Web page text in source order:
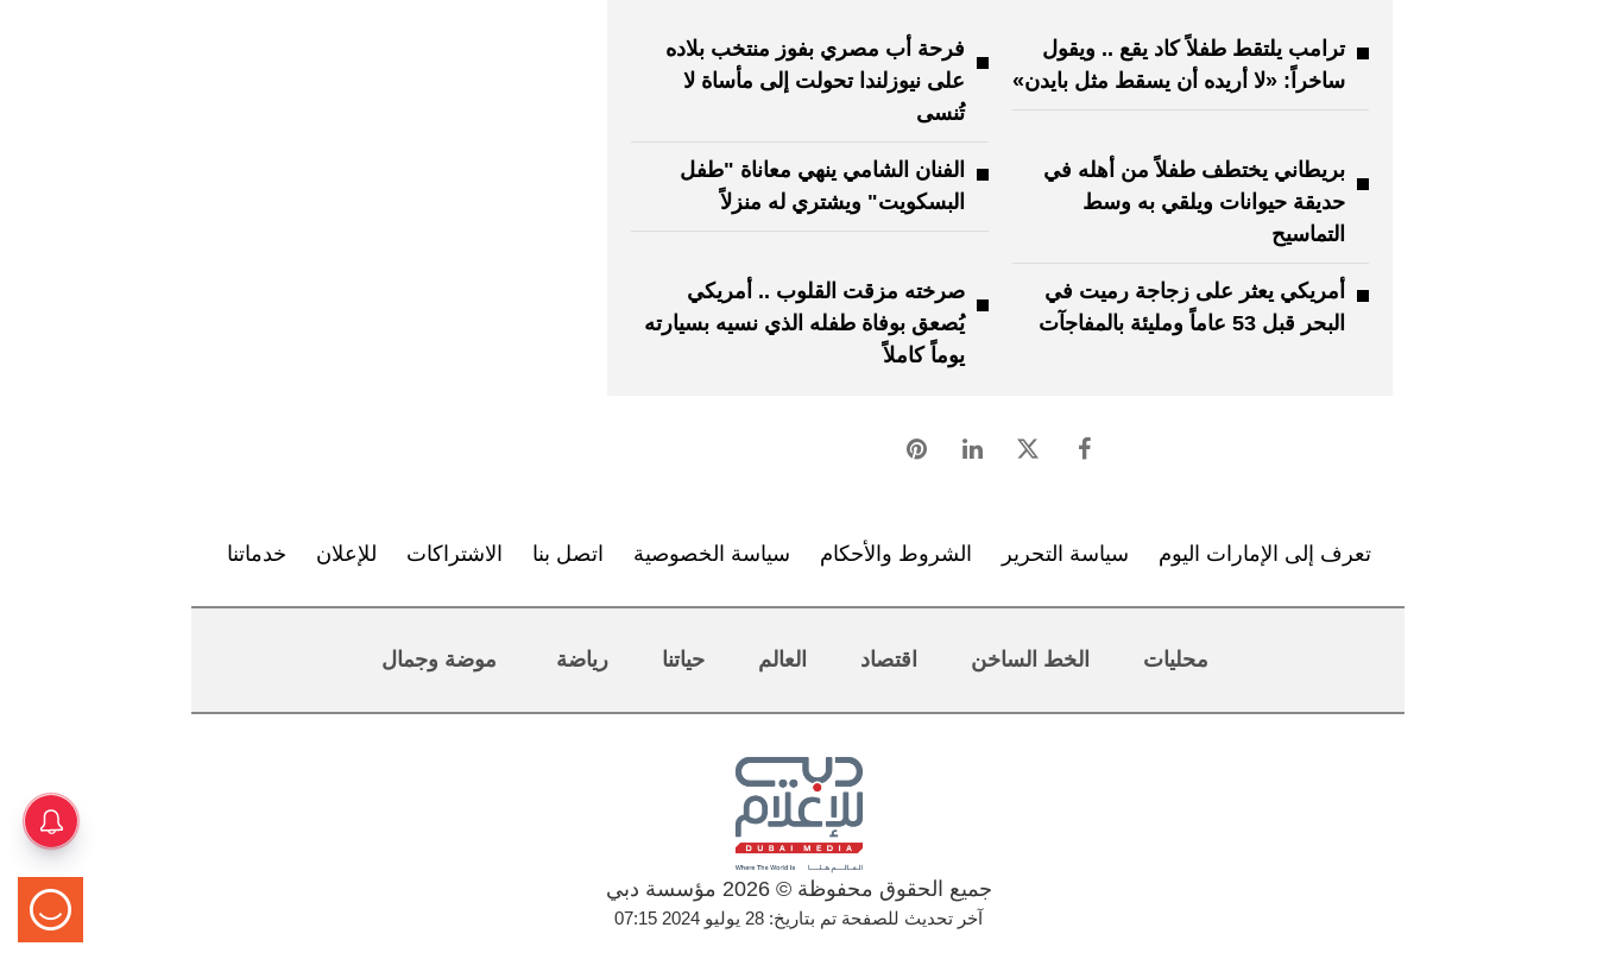
ترامب يلتقط طفلاً كاد يقع .. ويقول
ساخراً: «لا أريده أن يسقط مثل بايدن»
فرحة أب مصري بفوز منتخب بلاده
على نيوزلندا تحولت إلى مأساة لا
تُنسى
بريطاني يختطف طفلاً من أهله في
حديقة حيوانات ويلقي به وسط
التماسيح
الفنان الشامي ينهي معاناة "طفل
البسكويت" ويشتري له منزلاً
أمريكي يعثر على زجاجة رميت في
البحر قبل 53 عاماً ومليئة بالمفاجآت
صرخته مزقت القلوب .. أمريكي
يُصعق بوفاة طفله الذي نسيه بسيارته
يوماً كاملاً
تعرف إلى الإمارات اليوم سياسة التحرير الشروط والأحكام سياسة الخصوصية اتصل بنا الاشتراكات للإعلان خدماتنا
محليات الخط الساخن اقتصاد العالم حياتنا رياضة موضة وجمال
جميع الحقوق محفوظة © 2026 مؤسسة دبي
آخر تحديث للصفحة تم بتاريخ: 28 يوليو 2024 07:15